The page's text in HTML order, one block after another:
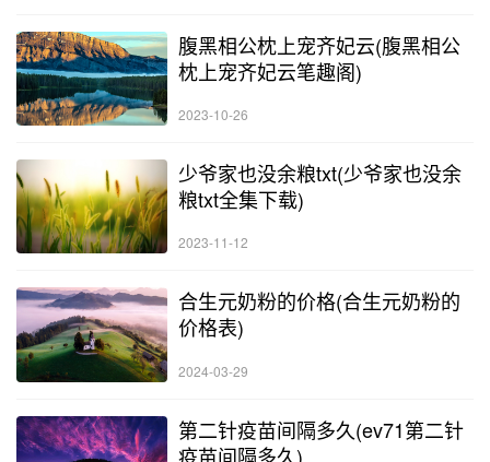
腹黑相公枕上宠齐妃云(腹黑相公
枕上宠齐妃云笔趣阁)
2023-10-26
少爷家也没余粮txt(少爷家也没余
粮txt全集下载)
2023-11-12
合生元奶粉的价格(合生元奶粉的
价格表)
2024-03-29
第二针疫苗间隔多久(ev71第二针
疫苗间隔多久)